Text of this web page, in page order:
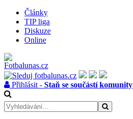
Články
TIP liga
Diskuze
Online
Přihlásit - Staň se součástí komunity